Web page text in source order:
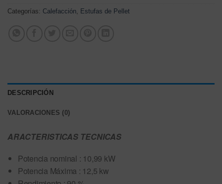
Categorías: Calefacción, Estufas de Pellet
DESCRIPCIÓN
VALORACIONES (0)
ARACTERISTICAS TECNICAS
Potencia nominal : 10,99 kW
Potencia Máxima : 12,5 kw